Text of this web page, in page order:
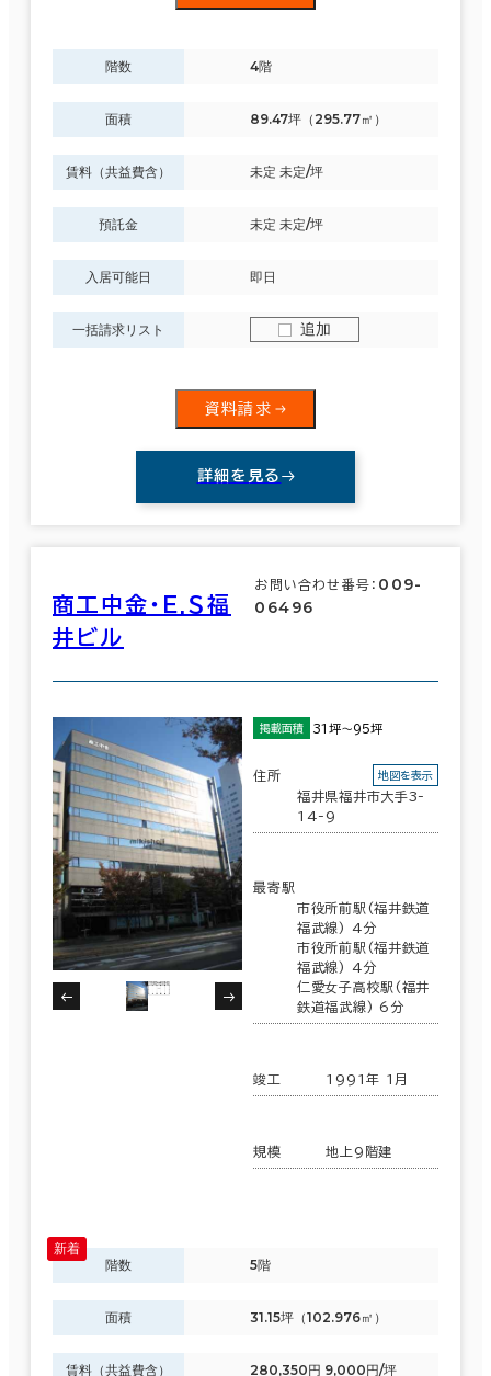
階数 4階
面積 89.47坪（295.77㎡）
賃料（共益費含） 未定 未定/坪
預託金 未定 未定/坪
入居可能日 即日
一括請求リスト 追加
資料請求
詳細を見る
商工中金・Ｅ.Ｓ福
井ビル
お問い合わせ番号： 009-
06496
掲載面積 31坪～95坪
住所
福井県福井市大手3-
14-9
地図を表示
最寄駅
市役所前駅(福井鉄道
福武線) 4分
市役所前駅(福井鉄道
福武線) 4分
仁愛女子高校駅(福井
鉄道福武線) 6分
竣工 1991年 1月
規模 地上9階建
階数 5階
面積 31.15坪（102.976㎡）
賃料（共益費含） 280,350円 9,000円/坪